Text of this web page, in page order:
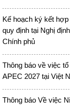
Kế hoạch ký kết
quy định tại Nghị
Chính phủ
Thông báo về việc
APEC 2027 tại Việt
Thông báo Về việc